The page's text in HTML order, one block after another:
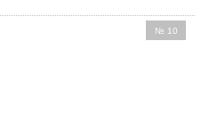
№ 10